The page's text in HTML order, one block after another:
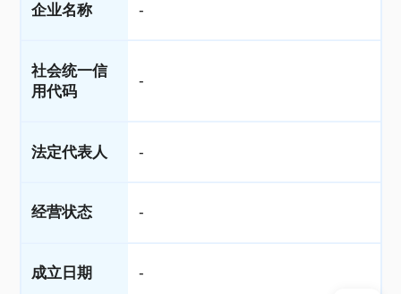
企业名称 -
社会统一信
用代码
-
法定代表人 -
经营状态 -
成立日期 -